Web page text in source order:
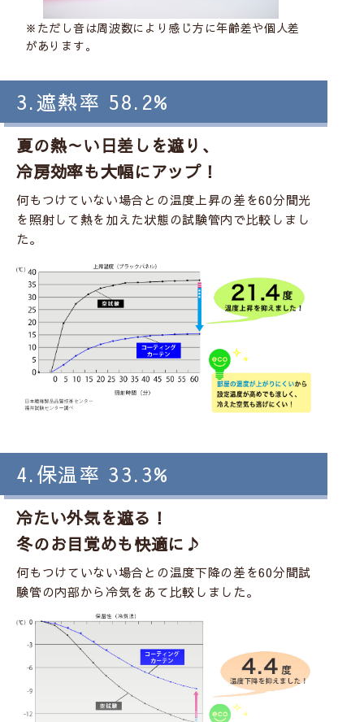
※ただし音は周波数により感じ方に年齢差や個人差
があります。
3.遮熱率 58.2%
夏の熱～い日差しを遮り、
冷房効率も大幅にアップ！
何もつけていない場合との温度上昇の差を60分間光
を照射して熱を加えた状態の試験管内で比較しまし
た。
4.保温率 33.3%
冷たい外気を遮る！
冬のお目覚めも快適に♪
何もつけていない場合との温度下降の差を60分間試
験管の内部から冷気をあて比較しました。